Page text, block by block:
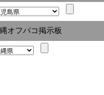
オフパコ掲示板